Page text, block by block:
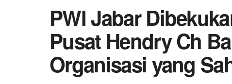
PWI Jabar
Pusat Hendry Ch
Organisasi yang